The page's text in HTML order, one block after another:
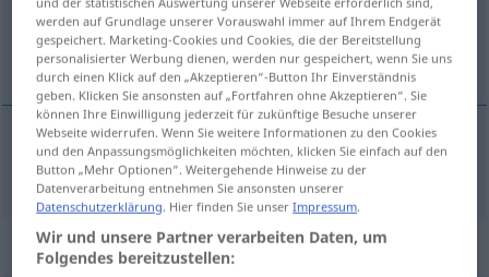
(Für mehr Details die Übersetzung anklicken/antippen)
вонюч\ий
вонюч\ий stinkend
„stinkend“: Adverb
werden auf Grundlage unserer Vorauswahl immer auf Ihrem Endgerät
gespeichert. Marketing-Cookies und Cookies, die der Bereitstellung
personalisierter Werbung dienen, werden nur gespeichert, wenn Sie uns
durch einen Klick auf den „Akzeptieren“-Button Ihr Einverständnis
geben. Klicken Sie ansonsten auf „Fortfahren ohne Akzeptieren“. Sie
können Ihre Einwilligung jederzeit für zukünftige Besuche unserer
Webseite widerrufen. Wenn Sie weitere Informationen zu den Cookies
und den Anpassungsmöglichkeiten möchten, klicken Sie einfach auf den
Button „Mehr Optionen“. Weitergehende Hinweise zu der
Datenverarbeitung entnehmen Sie ansonsten unserer
Datenschutzerklärung. Hier finden Sie unserImpressum.
Wir und unsere Partner verarbeiten Daten, um
Folgendes bereitzustellen: